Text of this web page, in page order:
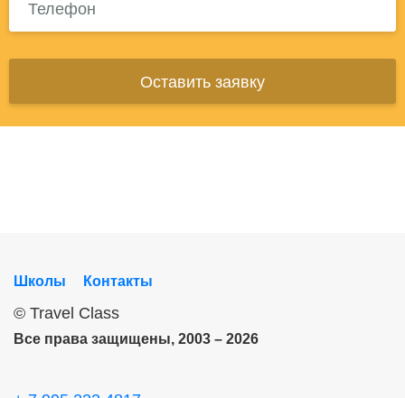
Оставить заявку
Школы Контакты
© Travel Class
Все права защищены, 2003 – 2026